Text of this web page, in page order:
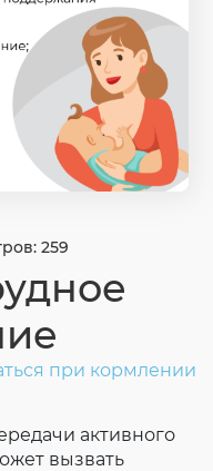
259
при кормлении
активного
вызвать